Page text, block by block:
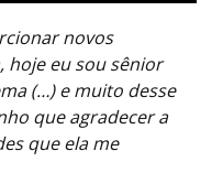
novos
hoje eu sou sênior
(…) e muito desse
que agradecer a
que ela me